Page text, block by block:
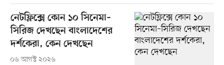
নেটফ্লিক্সে কোন ১০ সিনেমা–
সিরিজ দেখছেন বাংলাদেশের
দর্শকেরা, কেন দেখছেন
০৬ আগস্ট ২০২৬